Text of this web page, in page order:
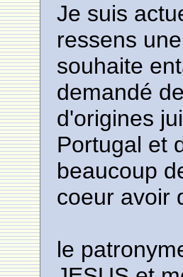
Je suis
ressens
souhaite
demandé
d'origines
Portugal et
beaucoup
coeur avoir
le